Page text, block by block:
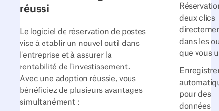
deux clics
dans les
que vous
pour des
données
réussi
Le logiciel de réservation de postes
vise à établir un nouvel outil dans
l'entreprise et à assurer la
rentabilité de l'investissement.
Avec une adoption réussie, vous
bénéficiez de plusieurs avantages
simultanément :